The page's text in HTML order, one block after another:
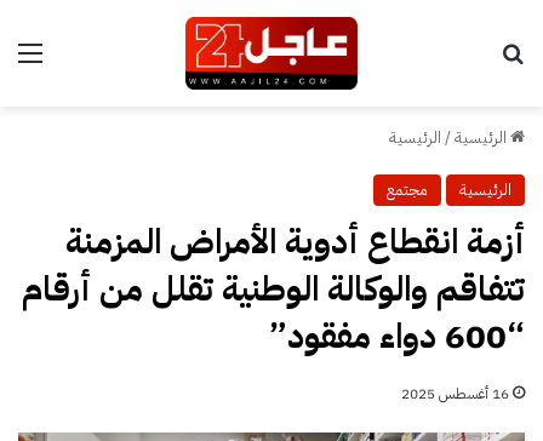
الرئيسية/ الرئيسية
الرئيسية مجتمع
أزمة انقطاع أدوية الأمراض المزمنة
تتفاقم والوكالة الوطنية تقلل من أرقام
“600 دواء مفقود”
16 أغسطس 2025